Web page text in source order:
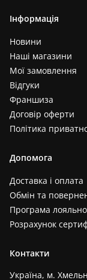
Інформація
Новини
Наші магазини
Мої замовлення
Відгуки
Франшиза
Договір оферти
Політика
Допомога
Доставка і оплата
Обмін та
Програма
Розрахунок
Контакти
Україна, м.